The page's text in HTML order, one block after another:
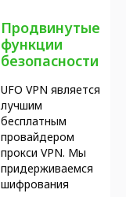
Продвинутые
функции
безопасности
UFO VPN является
лучшим
бесплатным
провайдером
прокси VPN. Мы
придерживаемся
шифрования